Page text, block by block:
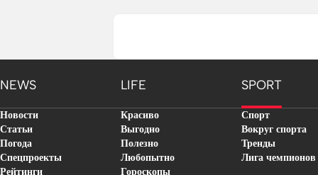
NEWS LIFE SPORT
Новости
Статьи
Погода
Спецпроекты
Рейтинги
Красиво
Выгодно
Полезно
Любопытно
Гороскопы
Спорт
Вокруг спорта
Тренды
Лига чемпионов